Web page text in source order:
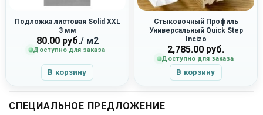
Подложка листовая Solid XXL
3 мм
80.00руб./ м2
Доступно для заказа
В корзину
Стыковочный Профиль
Универсальный Quick Step
Incizo
2,785.00 руб.
Доступно для заказа
В корзину
СПЕЦИАЛЬНОЕ ПРЕДЛОЖЕНИЕ